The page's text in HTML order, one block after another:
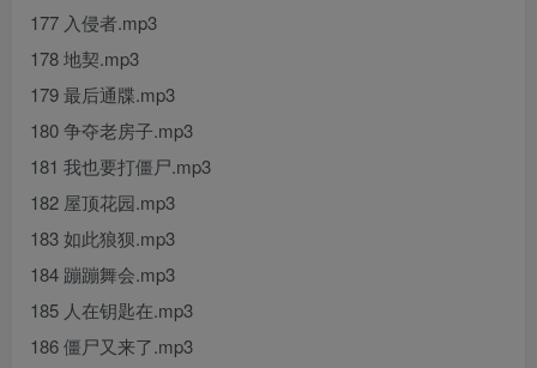
177 入侵者.mp3
178 地契.mp3
179 最后通牒.mp3
180 争夺老房子.mp3
181 我也要打僵尸.mp3
182 屋顶花园.mp3
183 如此狼狈.mp3
184 蹦蹦舞会.mp3
185 人在钥匙在.mp3
186 僵尸又来了.mp3